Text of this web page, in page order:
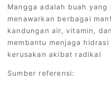
Mangga adalah buah
menawarkan berbagai
kandungan air, vitamin,
membantu menjaga
kerusakan akibat radikal
Sumber referensi: